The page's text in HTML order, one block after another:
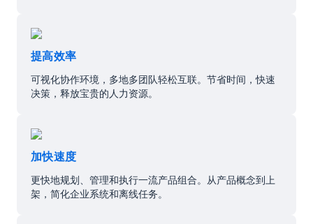
提高效率
可视化协作环境，多地多团队轻松互联。节省时间，快速
决策，释放宝贵的人力资源。
加快速度
更快地规划、管理和执行一流产品组合。从产品概念到上
架，简化企业系统和离线任务。